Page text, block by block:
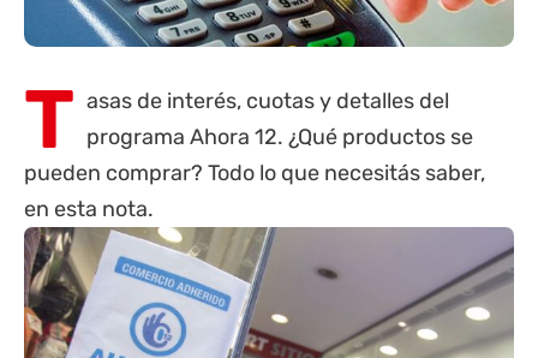
T asas de interés, cuotas y detalles del
programa Ahora 12. ¿Qué productos se
pueden comprar? Todo lo que necesitás saber,
en esta nota.